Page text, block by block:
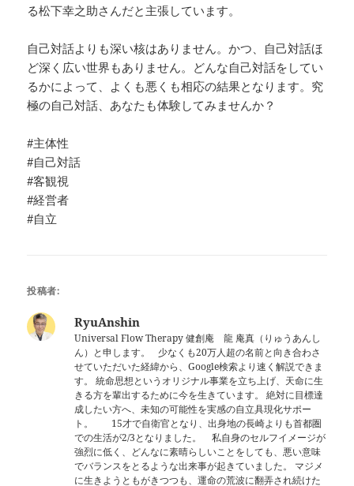
る松下幸之助さんだと主張しています。
自己対話よりも深い核はありません。かつ、自己対話ほ
ど深く広い世界もありません。どんな自己対話をしてい
るかによって、よくも悪くも相応の結果となります。究
極の自己対話、あなたも体験してみませんか？
#主体性
#自己対話
#客観視
#経営者
#自立
投稿者:
RyuAnshin
Universal Flow Therapy 健創庵 龍 庵真（りゅうあんし
ん）と申します。 少なくも20万人超の名前と向き合わさ
せていただいた経緯から、Google検索より速く解説できま
す。 統命思想というオリジナル事業を立ち上げ、天命に生
きる方を輩出するために今を生きています。 絶対に目標達
成したい方へ、未知の可能性を実感の自立具現化サポー
ト。 15才で自衛官となり、出身地の長崎よりも首都圏
での生活が2/3となりました。 私自身のセルフイメージが
強烈に低く、どんなに素晴らしいことをしても、悪い意味
でバランスをとるような出来事が起きていました。 マジメ
に生きようともがきつつも、運命の荒波に翻弄され続けた